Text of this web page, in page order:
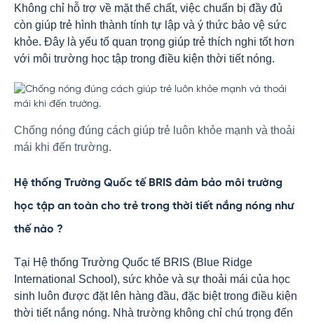
Không chỉ hỗ trợ về mặt thể chất, việc chuẩn bị đầy đủ
còn giúp trẻ hình thành tính tự lập và ý thức bảo vệ sức
khỏe. Đây là yếu tố quan trọng giúp trẻ thích nghi tốt hơn
với môi trường học tập trong điều kiện thời tiết nóng.
Chống nóng đúng cách giúp trẻ luôn khỏe mạnh và thoải
mái khi đến trường.
Hệ thống Trường Quốc tế BRIS đảm bảo môi trường
học tập an toàn cho trẻ trong thời tiết nắng nóng như
thế nào ?
Tại Hệ thống Trường Quốc tế BRIS (Blue Ridge
International School), sức khỏe và sự thoải mái của học
sinh luôn được đặt lên hàng đầu, đặc biệt trong điều kiện
thời tiết nắng nóng. Nhà trường không chỉ chú trọng đến